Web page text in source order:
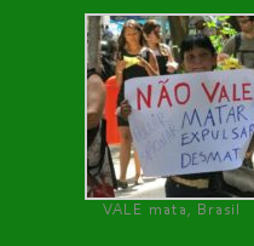
VALE mata, Brasil